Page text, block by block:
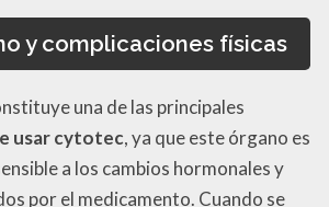
y complicaciones físicas
una de las principales
usar cytotec, ya que este órgano es
a los cambios hormonales y
por el medicamento. Cuando se